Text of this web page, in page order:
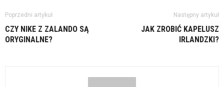
Poprzedni artykuł
CZY NIKE Z ZALANDO SĄ
ORYGINALNE?
Następny artykuł
JAK ZROBIĆ KAPELUSZ
IRLANDZKI?